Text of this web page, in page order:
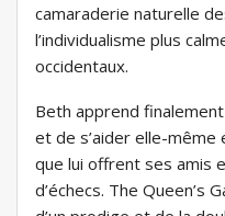
camaraderie naturelle
l’individualisme plus
occidentaux.
Beth apprend
et de s’aider elle-même
que lui offrent ses amis
d’échecs. The Queen’s